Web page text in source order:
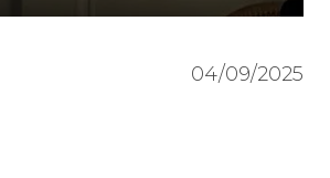
04/09/2025